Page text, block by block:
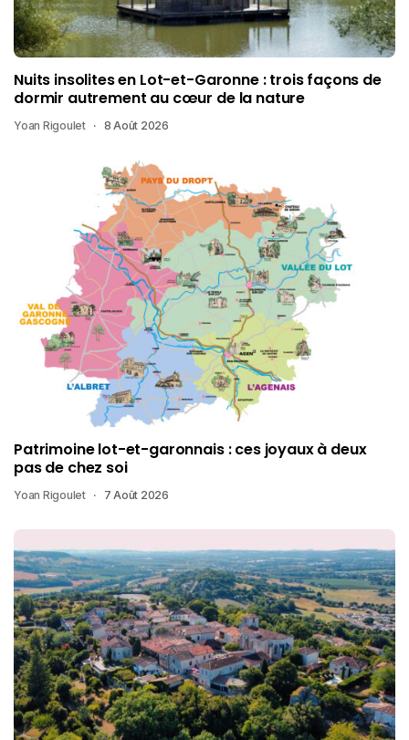
Nuits insolites en Lot-et-Garonne : trois façons de
dormir autrement au cœur de la nature
Yoan Rigoulet 8 Août 2026
Patrimoine lot-et-garonnais : ces joyaux à deux
pas de chez soi
Yoan Rigoulet 7 Août 2026